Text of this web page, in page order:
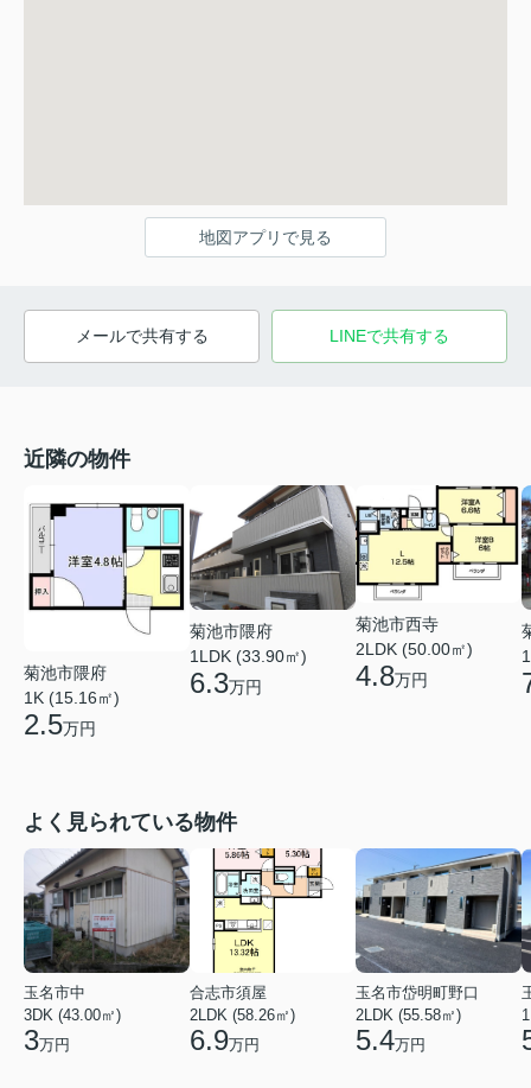
地図アプリで見る
メールで共有する LINEで共有する
近隣の物件
菊池市隈府
1K (15.16㎡)
2.5万円
菊池市隈府
1LDK (33.90㎡)
6.3万円
菊池市西寺
2LDK (50.00㎡)
4.8万円
よく見られている物件
玉名市中
3DK (43.00㎡)
3万円
合志市須屋
2LDK (58.26㎡)
6.9万円
玉名市岱明町野口
2LDK (55.58㎡)
5.4万円